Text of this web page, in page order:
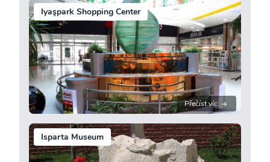
Iyaşpark Shopping Center
Přečíst víc
Isparta Museum